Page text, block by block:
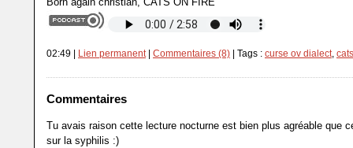
02:49 | Lien permanent| Commentaires (8) | Tags : curse ov dialect,
Commentaires
Tu avais raison cette lecture nocturne est bien plus agréable que
sur la syphilis :)